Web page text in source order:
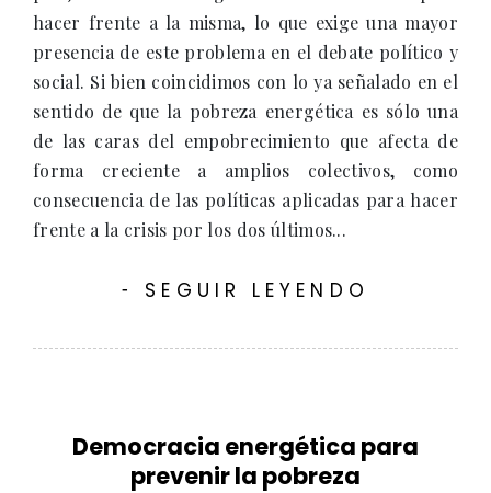
hacer frente a la misma, lo que exige una mayor
presencia de este problema en el debate político y
social. Si bien coincidimos con lo ya señalado en el
sentido de que la pobreza energética es sólo una
de las caras del empobrecimiento que afecta de
forma creciente a amplios colectivos, como
consecuencia de las políticas aplicadas para hacer
frente a la crisis por los dos últimos...
- SEGUIR LEYENDO
Democracia energética para
prevenir la pobreza